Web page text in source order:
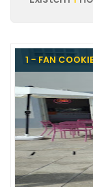
1 - FAN